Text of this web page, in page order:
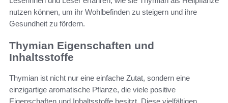
nutzen können, um ihr Wohlbefinden zu steigern und ihre
Gesundheit zu fördern.
Thymian Eigenschaften und
Inhaltsstoffe
Thymian ist nicht nur eine einfache Zutat, sondern eine
einzigartige aromatische Pflanze, die viele positive
Eigenschaften und Inhaltsstoffe besitzt. Diese vielfältigen